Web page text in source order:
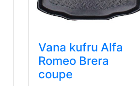
Vana kufru Alfa
Romeo Brera
coupe